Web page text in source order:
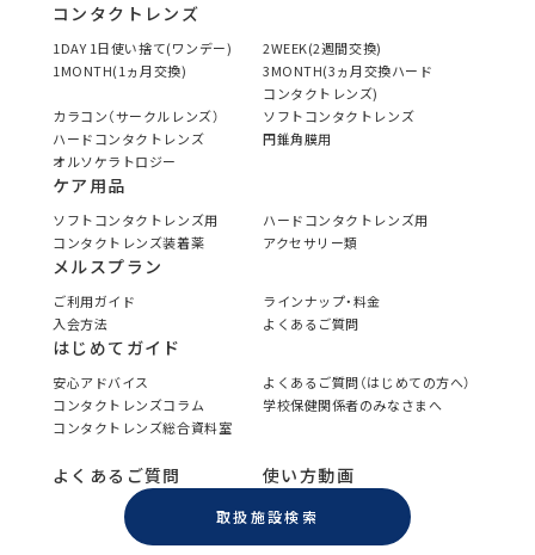
コンタクトレンズ
1DAY 1日使い捨て(ワンデー)
2WEEK(2週間交換)
1MONTH(1ヵ月交換)
3MONTH(3ヵ月交換ハード
コンタクトレンズ)
カラコン（サークルレンズ）
ソフトコンタクトレンズ
ハードコンタクトレンズ
円錐角膜用
オルソケラトロジー
ケア用品
ソフトコンタクトレンズ用
ハードコンタクトレンズ用
コンタクトレンズ装着薬
アクセサリー類
メルスプラン
ご利用ガイド
ラインナップ・料金
入会方法
よくあるご質問
はじめてガイド
安心アドバイス
よくあるご質問（はじめての方へ）
コンタクトレンズコラム
学校保健関係者のみなさまへ
コンタクトレンズ総合資料室
よくあるご質問 使い方動画
取扱施設検索